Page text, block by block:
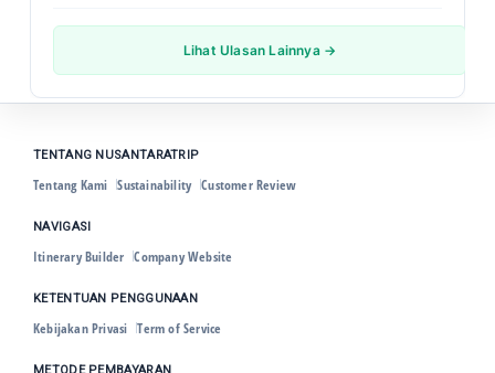
Lihat Ulasan Lainnya →
TENTANG NUSANTARATRIP
Tentang Kami Sustainability Customer Review
NAVIGASI
Itinerary Builder Company Website
KETENTUAN PENGGUNAAN
Kebijakan Privasi Term of Service